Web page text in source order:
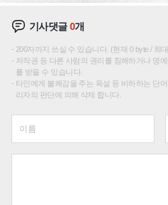
기사댓글0개
200자까지 쓰실 수 있습니다. (현재 0 byte / 최
저작권 등 다른 사람의 권리를 침해하거나 명
를 받을 수 있습니다.
타인에게 불쾌감을 주는 욕설 등 비하하는 단
리자의 판단에 의해 삭제 합니다.